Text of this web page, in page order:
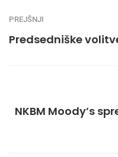
PREJŠNJI
Predsedniške
NKBM Moody’s